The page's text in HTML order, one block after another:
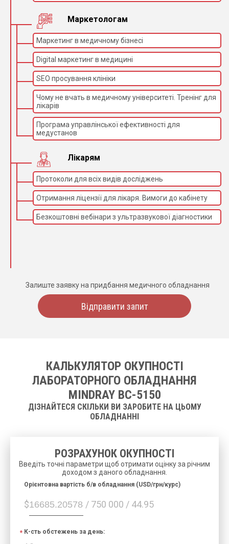
Маркетологам
Маркетинг в медичному бізнесі
Digital маркетинг в медицині
SEO просування клініки
Чому не вчать в медичному університеті. Тренінг для
лікарів
Програма управлінської ефективності для
медустанов
Лікарям
Протоколи для всіх видів досліджень
Отримання ліцензії для лікаря. Вимоги до кабінету
Безкоштовні вебінари з ультразвукової діагностики
Залиште заявку на придбання медичного обладнання
Відправити запит
КАЛЬКУЛЯТОР ОКУПНОСТІ
ЛАБОРАТОРНОГО ОБЛАДНАННЯ
MINDRAY ВС-5150
ДІЗНАЙТЕСЯ СКІЛЬКИ ВИ ЗАРОБИТЕ НА ЦЬОМУ
ОБЛАДНАННІ
РОЗРАХУНОК ОКУПНОСТІ
Введіть точні параметри щоб отримати оцінку за річним
доходом з даного обладнання.
$ / 750 000 / 44.95
Орієнтовна вартість б/в обладнання (USD/грн/курс)
К-сть обстежень за день: